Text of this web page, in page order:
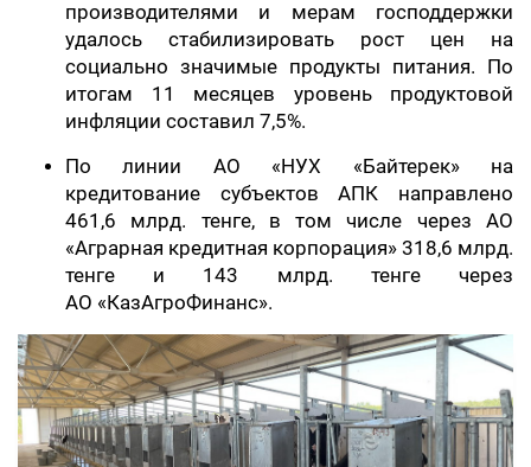
производителями и мерам господдержки
удалось стабилизировать рост цен на
социально значимые продукты питания. По
итогам 11 месяцев уровень продуктовой
инфляции составил 7,5%.
По линии АО «НУХ «Байтерек» на
кредитование субъектов АПК направлено
461,6 млрд. тенге, в том числе через АО
«Аграрная кредитная корпорация» 318,6 млрд.
тенге и 143 млрд. тенге через
АО «КазАгроФинанс».